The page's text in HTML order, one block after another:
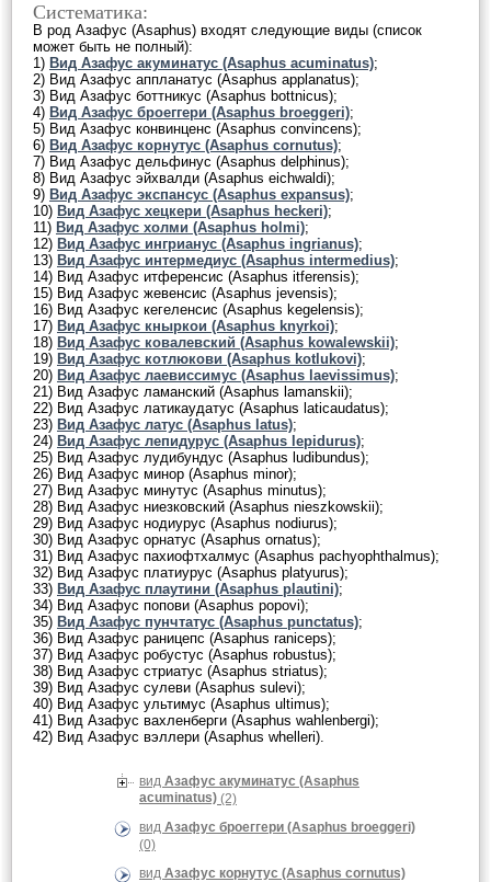
Систематика:
В род Азафус (Asaphus) входят следующие виды (список
может быть не полный):
1) Вид Азафус акуминатус (Asaphus acuminatus);
2) Вид Азафус аппланатус (Asaphus applanatus);
3) Вид Азафус боттникус (Asaphus bottnicus);
4) Вид Азафус броеггери (Asaphus broeggeri);
5) Вид Азафус конвинценс (Asaphus convincens);
6) Вид Азафус корнутус (Asaphus cornutus);
7) Вид Азафус дельфинус (Asaphus delphinus);
8) Вид Азафус эйхвалди (Asaphus eichwaldi);
9) Вид Азафус экспансус (Asaphus expansus);
10) Вид Азафус хецкери (Asaphus heckeri);
11) Вид Азафус холми (Asaphus holmi);
12) Вид Азафус ингрианус (Asaphus ingrianus);
13) Вид Азафус интермедиус (Asaphus intermedius);
14) Вид Азафус итференсис (Asaphus itferensis);
15) Вид Азафус жевенсис (Asaphus jevensis);
16) Вид Азафус кегеленсис (Asaphus kegelensis);
17) Вид Азафус кныркои (Asaphus knyrkoi);
18) Вид Азафус ковалевский (Asaphus kowalewskii);
19) Вид Азафус котлюкови (Asaphus kotlukovi);
20) Вид Азафус лаевиссимус (Asaphus laevissimus);
21) Вид Азафус ламанский (Asaphus lamanskii);
22) Вид Азафус латикаудатус (Asaphus laticaudatus);
23) Вид Азафус латус (Asaphus latus);
24) Вид Азафус лепидурус (Asaphus lepidurus);
25) Вид Азафус лудибундус (Asaphus ludibundus);
26) Вид Азафус минор (Asaphus minor);
27) Вид Азафус минутус (Asaphus minutus);
28) Вид Азафус ниезковский (Asaphus nieszkowskii);
29) Вид Азафус нодиурус (Asaphus nodiurus);
30) Вид Азафус орнатус (Asaphus ornatus);
31) Вид Азафус пахиофтхалмус (Asaphus pachyophthalmus);
32) Вид Азафус платиурус (Asaphus platyurus);
33) Вид Азафус плаутини (Asaphus plautini);
34) Вид Азафус попови (Asaphus popovi);
35) Вид Азафус пунчтатус (Asaphus punctatus);
36) Вид Азафус раницепс (Asaphus raniceps);
37) Вид Азафус робустус (Asaphus robustus);
38) Вид Азафус стриатус (Asaphus striatus);
39) Вид Азафус сулеви (Asaphus sulevi);
40) Вид Азафус ультимус (Asaphus ultimus);
41) Вид Азафус вахленберги (Asaphus wahlenbergi);
42) Вид Азафус вэллери (Asaphus whelleri).
вид Азафус акуминатус (Asaphus
acuminatus) (2)
вид Азафус броеггери (Asaphus broeggeri)
(0)
вид Азафус корнутус (Asaphus cornutus)